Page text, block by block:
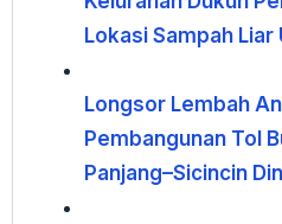
Lokasi Sampah Liar
Longsor Lembah
Pembangunan Tol
Panjang–Sicincin